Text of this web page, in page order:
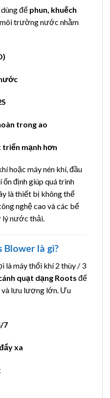
để phun, khuếch
trường nước nhằm
trong ao
triển mạnh hơn
hoặc máy nén khí, đầu
định giúp quá trình
là thiết bị không thể
nghệ cao và các bể
lý nước thải.
Blower là gì?
là máy thổi khí 2 thùy / 3
quạt dạng Roots để
và lưu lượng lớn. Ưu
7
xa